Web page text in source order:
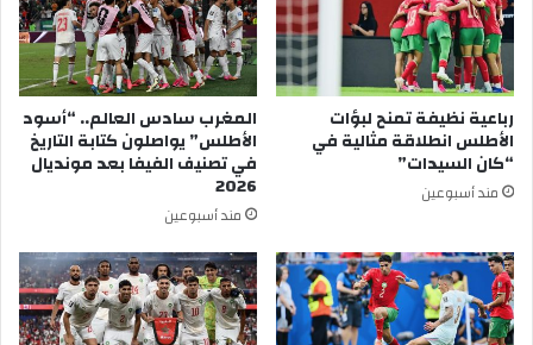
رباعية نظيفة تمنح لبؤات
الأطلس انطلاقة مثالية في
“كان السيدات”
مند أسبوعين
المغرب سادس العالم.. “أسود
الأطلس” يواصلون كتابة التاريخ
في تصنيف الفيفا بعد مونديال
2026
مند أسبوعين